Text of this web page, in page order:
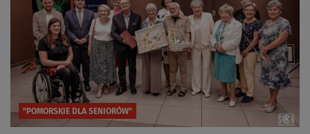
"POMORSKIE DLA SENIORÓW"